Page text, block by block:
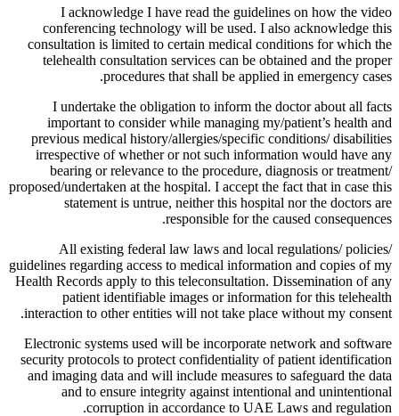
I acknowledge I have read the guidelines on how the video
conferencing technology will be used. I also acknowledge this
consultation is limited to certain medical conditions for which the
telehealth consultation services can be obtained and the proper
procedures that shall be applied in emergency cases.
I undertake the obligation to inform the doctor about all facts
important to consider while managing my/patient’s health and
previous medical history/allergies/specific conditions/ disabilities
irrespective of whether or not such information would have any
bearing or relevance to the procedure, diagnosis or treatment/
proposed/undertaken at the hospital. I accept the fact that in case this
statement is untrue, neither this hospital nor the doctors are
responsible for the caused consequences.
All existing federal law laws and local regulations/ policies/
guidelines regarding access to medical information and copies of my
Health Records apply to this teleconsultation. Dissemination of any
patient identifiable images or information for this telehealth
interaction to other entities will not take place without my consent.
Electronic systems used will be incorporate network and software
security protocols to protect confidentiality of patient identification
and imaging data and will include measures to safeguard the data
and to ensure integrity against intentional and unintentional
corruption in accordance to UAE Laws and regulation.